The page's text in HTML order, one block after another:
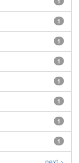
1
1
1
1
1
1
1